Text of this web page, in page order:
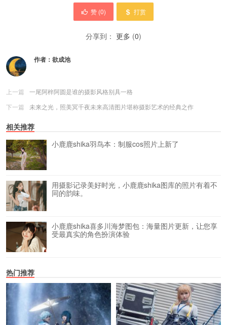
赞 (0) 打赏
分享到： 更多 (0)
作者： 欲成池
上一篇
一尾阿梓阿圆是谁的摄影风格别具一格
下一篇
未来之光，照美冥千夜未来高清图片堪称摄影艺术的经典之作
相关推荐
小鹿鹿shika羽鸟本：制服cos照片上新了
用摄影记录美好时光，小鹿鹿shika图库的照片有着不
同的韵味。
小鹿鹿shika喜多川海梦图包：海量图片更新，让您享
受最真实的角色扮演体验
热门推荐